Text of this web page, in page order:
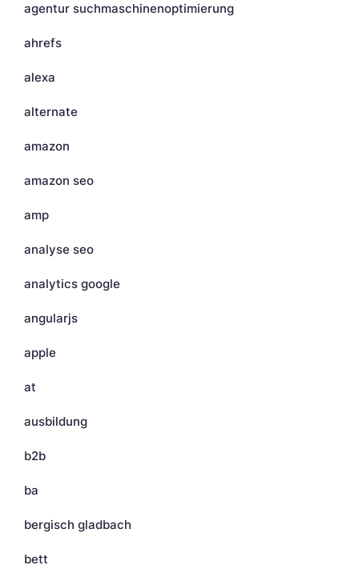
agentur suchmaschinenoptimierung
ahrefs
alexa
alternate
amazon
amazon seo
amp
analyse seo
analytics google
angularjs
apple
at
ausbildung
b2b
ba
bergisch gladbach
bett